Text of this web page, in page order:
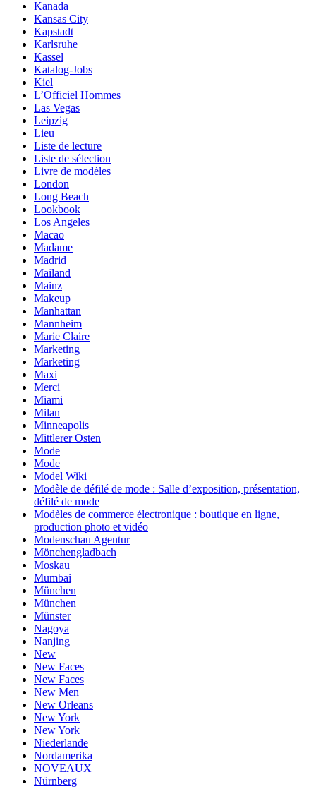
Kanada
Kansas City
Kapstadt
Karlsruhe
Kassel
Katalog-Jobs
Kiel
L’Officiel Hommes
Las Vegas
Leipzig
Lieu
Liste de lecture
Liste de sélection
Livre de modèles
London
Long Beach
Lookbook
Los Angeles
Macao
Madame
Madrid
Mailand
Mainz
Makeup
Manhattan
Mannheim
Marie Claire
Marketing
Marketing
Maxi
Merci
Miami
Milan
Minneapolis
Mittlerer Osten
Mode
Mode
Model Wiki
Modèle de défilé de mode : Salle d’exposition, présentation,
défilé de mode
Modèles de commerce électronique : boutique en ligne,
production photo et vidéo
Modenschau Agentur
Mönchengladbach
Moskau
Mumbai
München
München
Münster
Nagoya
Nanjing
New
New Faces
New Faces
New Men
New Orleans
New York
New York
Niederlande
Nordamerika
NOVEAUX
Nürnberg